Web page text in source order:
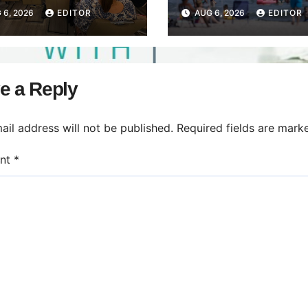
Astăzi a avut
de lucru
de
6, 2026 EDITOR
primul semestru
2026
AUG 6, 2026 EDITOR
a Reply
address will not be published. Required fields are
*